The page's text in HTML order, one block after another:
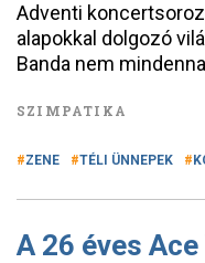
Adventi
alapokkal dolgozó
Banda nem
SZIMPATIKA
ZENE TÉLI ÜNNEPEK
A 26 éves